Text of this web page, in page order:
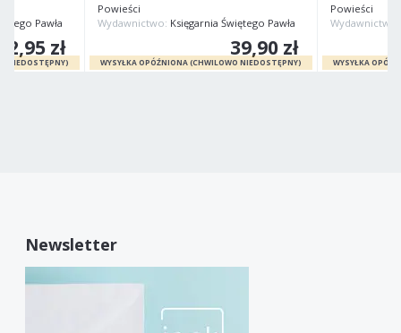
Pawła
zł
Powieści
Wydawnictwo: Księgarnia Świętego Pawła
39,90 zł
Powieści
Newsletter